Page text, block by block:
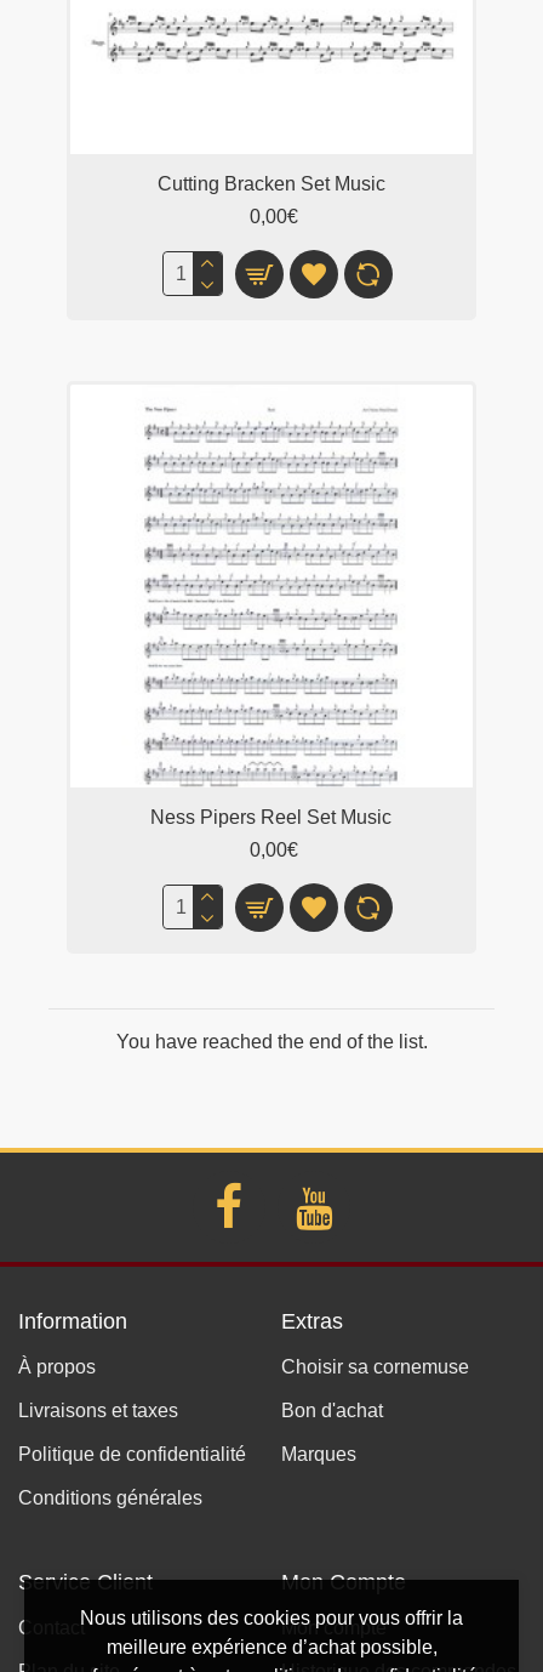
Cutting Bracken Set Music
0,00€
Ness Pipers Reel Set Music
0,00€
You have reached the end of the list.
Information
À propos
Livraisons et taxes
Politique de confidentialité
Conditions générales
Extras
Choisir sa cornemuse
Bon d'achat
Marques
Service Client
Contact
Mon Compte
Mon compte
Nous utilisons des cookies pour vous offrir la
meilleure expérience d’achat possible,